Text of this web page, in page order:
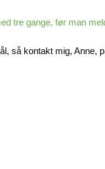
tre gange, før man
så kontakt mig, Anne,